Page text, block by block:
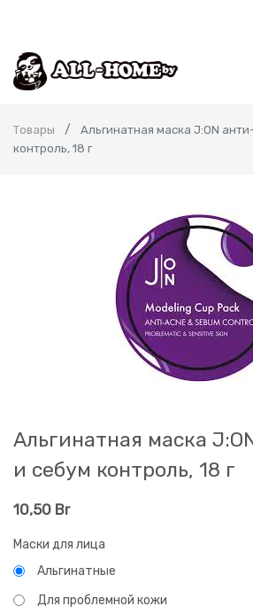
Товары
Альгинатная маска J:ON
контроль, 18 г
Альгинатная маска
и себум контроль, 18 г
10,50 Br
Маски для лица
Альгинатные
Для проблемной кожи